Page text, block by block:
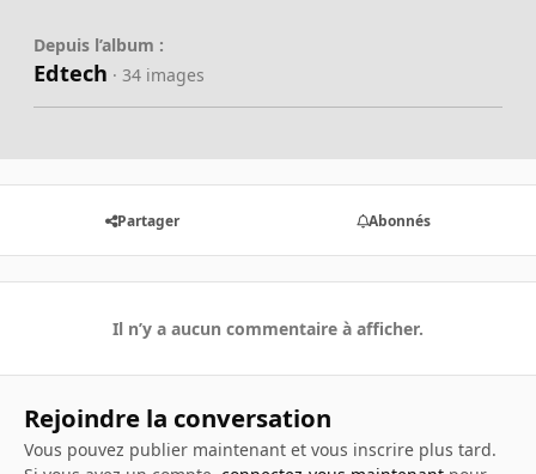
Depuis l’album :
Edtech · 34 images
Partager Abonnés
Il n’y a aucun commentaire à afficher.
Rejoindre la conversation
Vous pouvez publier maintenant et vous inscrire plus tard.